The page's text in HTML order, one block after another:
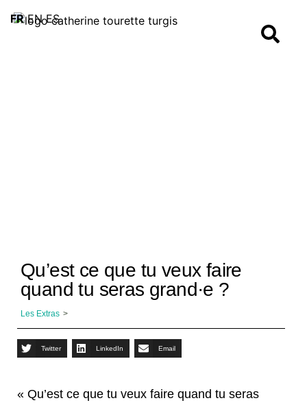
Qu’est ce que tu veux faire
quand tu seras grand·e ?
Les Extras >
Twitter LinkedIn Email
« Qu’est ce que tu veux faire quand tu seras
FR EN ES